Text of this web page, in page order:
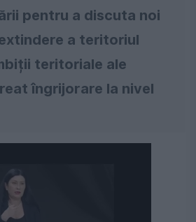
pentru a discuta noi
a teritoriul
teritoriale ale
îngrijorare la nivel